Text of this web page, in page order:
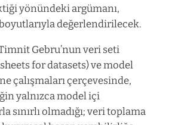
yönündeki argümanı,
değerlendirilecek.
Gebru’nun veri seti
for datasets) ve model
çalışmaları çerçevesinde,
yalnızca model içi
sınırlı olmadığı; veri toplama